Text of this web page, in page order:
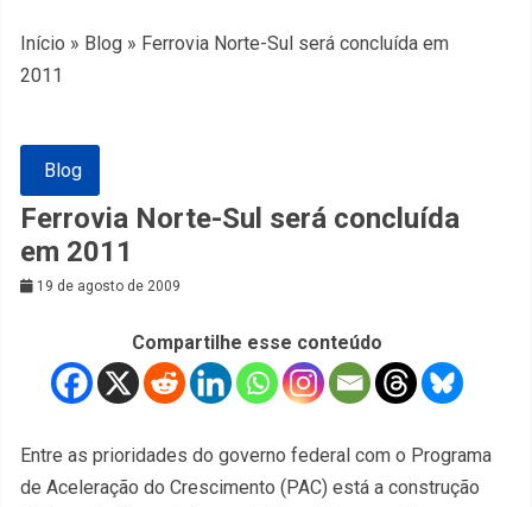
Início » Blog » Ferrovia Norte-Sul será concluída em
2011
Blog
Ferrovia Norte-Sul será concluída
em 2011
19 de agosto de 2009
Compartilhe esse conteúdo
Entre as prioridades do governo federal com o Programa
de Aceleração do Crescimento (PAC) está a construção